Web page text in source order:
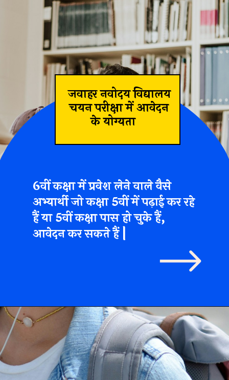
जवाहर नवोदय विद्यालय
चयन परीक्षा में आवेदन
के योग्यता
6वीं कक्षा में प्रवेश लेने वाले वैसे
अभ्यार्थी जो कक्षा 5वीं में पढ़ाई कर रहे
हैं या 5वीं कक्षा पास हो चुके हैं,
आवेदन कर सकते हैं |